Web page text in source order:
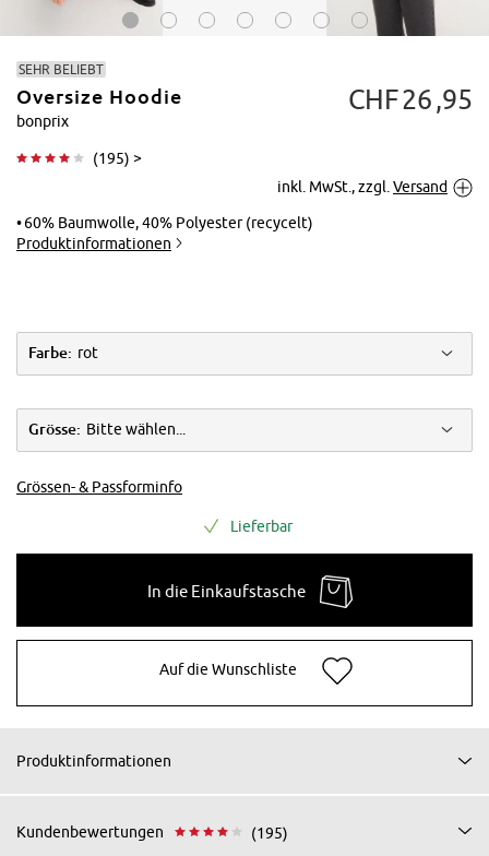
Tippen zum
SEHR BELIEBT
Oversize Hoodie
bonprix
(195) >
CHF26 95
inkl. MwSt., zzgl. Versand
60% Baumwolle, 40% Polyester (recycelt)
Produktinformationen
Farbe: rot
Grösse: Bitte wählen...
Grössen- & Passforminfo
Lieferbar
In die Einkaufstasche
Auf die Wunschliste
Produktinformationen
Kundenbewertungen (195)